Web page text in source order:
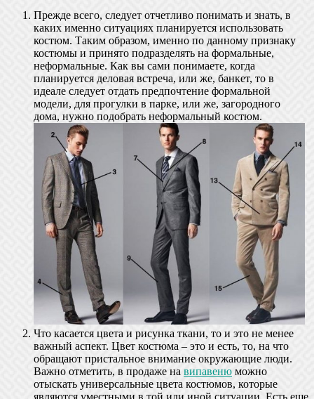
Прежде всего, следует отчетливо понимать и знать, в
каких именно ситуациях планируется использовать
костюм. Таким образом, именно по данному признаку
костюмы и принято подразделять на формальные,
неформальные. Как вы сами понимаете, когда
планируется деловая встреча, или же, банкет, то в
идеале следует отдать предпочтение формальной
модели, для прогулки в парке, или же, загородного
дома, нужно подобрать неформальный костюм.
Что касается цвета и рисунка ткани, то и это не менее
важный аспект. Цвет костюма – это и есть, то, на что
обращают пристальное внимание окружающие люди.
Важно отметить, в продаже на випавеню можно
отыскать универсальные цвета костюмов, которые
являются уместными в той или иной ситуации. Есть еще